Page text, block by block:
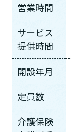
営業時間
サービス
提供時間
開設年月
定員数
介護保険